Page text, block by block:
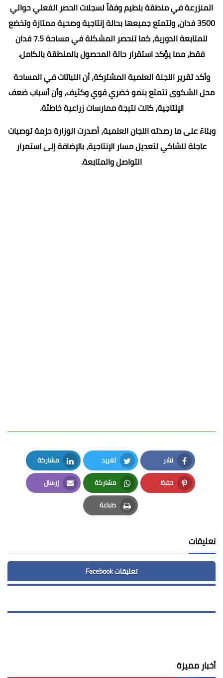
المنزرعة في منطقة بلطيم وفقاً لسجلات الحصر الفعلي حوالي
3500 فدان، وتتمتع جميعها بحالة إنتاجية وصحية ممتازة وتخضع
للمتابعة الدورية، كما تنحصر المشكلة في مساحة 7.5 فدان
فقط، مما يؤكد استقرار حالة المحصول بالمنطقة بالكامل.
وأكد تقرير اللجنة العلمية المشتركة، أن النباتات في المساحة
محل الشكوى تتمتع بنمو خضري قوي وكثيف، وأن أسباب ضعف
الإنتاجية، كانت نتيجة ممارسات زراعية خاطئة.
وبناءً على ما رصدته اللجان العلمية، أصدرت الوزارة حزمة توصيات
عاجلة للشاكي لتعديل مسار الإنتاجية، بالإضافة إلى استمرار
التواصل والمتابعة.
نشر
Facebook
تغريد
Twitter
مشاركة
LinkedIn
حفظ
Pinterest
مشاركة
Whatsapp
إرسال
Email
طباعة
Print
تعليقات
تعليقات Facebook
أخبار مميزة